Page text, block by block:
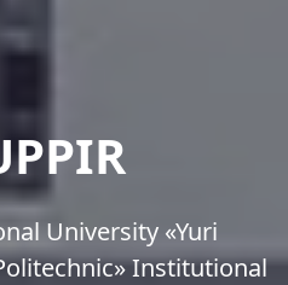
University «Yuri
Institutional